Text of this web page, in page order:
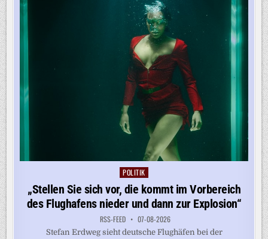
Posted
POLITIK
„Stellen Sie sich vor, die kommt im Vorbereich
des Flughafens nieder und dann zur Explosion“
RSS-FEED 07-08-2026
Stefan Erdweg sieht deutsche Flughäfen bei der